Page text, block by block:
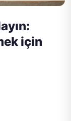
için